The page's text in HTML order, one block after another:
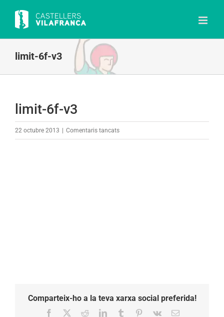
content
limit-6f-v3
limit-6f-v3
22 octubre 2013 Comentaris tancatsa
Comparteix-ho a la teva xarxa social preferida!
Facebook RedditLinkedInTumblr Pinterest
Vk Email: